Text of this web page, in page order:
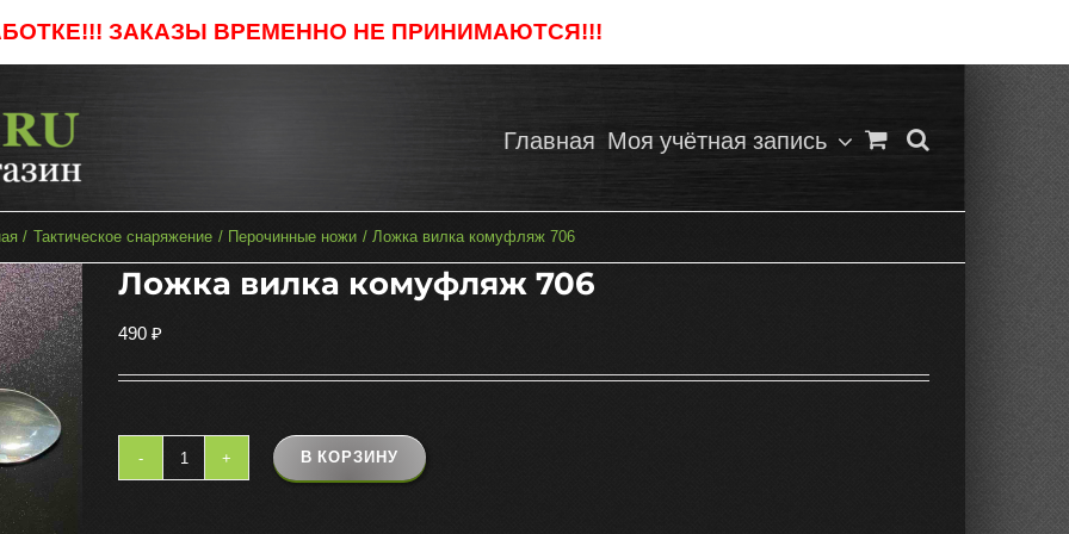
ЗАКАЗЫ ВРЕМЕННО НЕ ПРИНИМАЮТСЯ!!!
Главная Моя учётная запись
Тактическое снаряжение Перочинные ножи Ложка вилка комуфляж 706
Ложка вилка комуфляж 706
490 ₽
Количество
В КОРЗИНУ